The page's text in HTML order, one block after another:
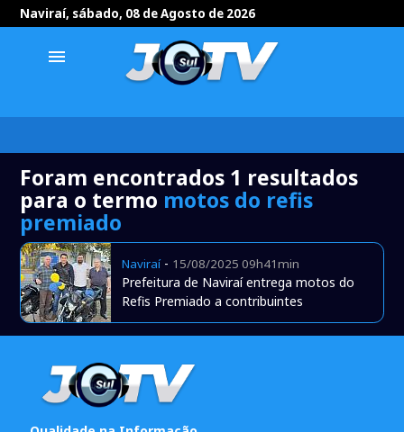
Naviraí, sábado, 08 de Agosto de 2026
menu
Foram encontrados 1 resultados
para o termo motos do refis
premiado
Naviraí- 15/08/2025 09h41min
Prefeitura de Naviraí entrega motos do
Refis Premiado a contribuintes